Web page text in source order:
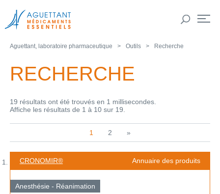
Aguettant, laboratoire pharmaceutique Outils Recherche
RECHERCHE
19 résultats ont été trouvés en 1 millisecondes.
Affiche les résultats de 1 à 10 sur 19.
1 2 »
CRONOMIR® Annuaire des produits
Anesthésie - Réanimation